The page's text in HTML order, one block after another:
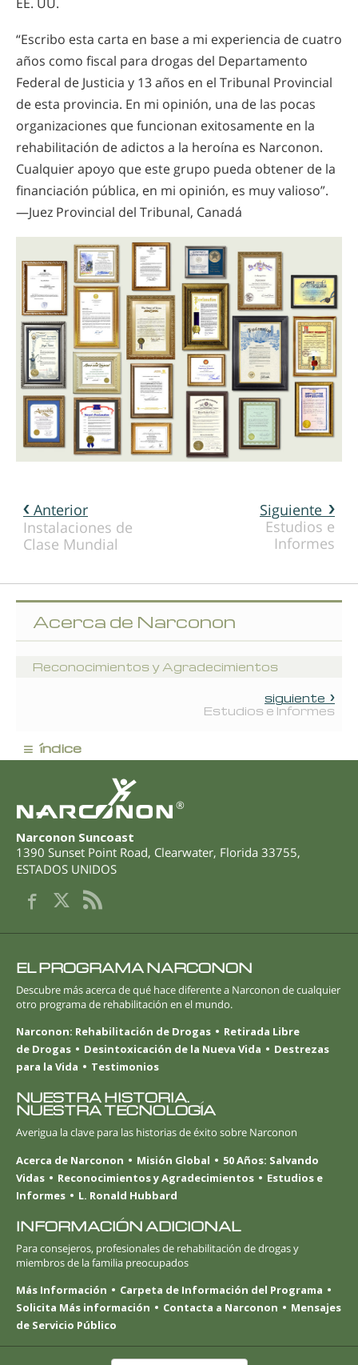
“Escribo esta carta en base a mi experiencia de cuatro
años como fiscal para drogas del Departamento
Federal de Justicia y 13 años en el Tribunal Provincial
de esta provincia. En mi opinión, una de las pocas
organizaciones que funcionan exitosamente en la
rehabilitación de adictos a la heroína es Narconon.
Cualquier apoyo que este grupo pueda obtener de la
financiación pública, en mi opinión, es muy valioso”.
—Juez Provincial del Tribunal, Canadá
Siguiente
Estudios e
Informes
Anterior
Instalaciones de
Clase Mundial
Acerca de Narconon
Reconocimientos y Agradecimientos
siguiente
Estudios e Informes
≡ índice
®
Narconon Suncoast
1390 Sunset Point Road, Clearwater, Florida 33755,
ESTADOS UNIDOS
EL PROGRAMA NARCONON
Descubre más acerca de qué hace diferente a Narconon de cualquier
otro programa de rehabilitación en el mundo.
Narconon: Rehabilitación de Drogas
Retirada Libre
de Drogas
Desintoxicación de la Nueva Vida
Destrezas
para la Vida
Testimonios
NUESTRA HISTORIA.
NUESTRA TECNOLOGÍA
Averigua la clave para las historias de éxito sobre Narconon
Acerca de Narconon
Misión Global
50 Años: Salvando
Vidas
Reconocimientos y Agradecimientos
Estudios e
Informes
L. Ronald Hubbard
INFORMACIÓN ADICIONAL
Para consejeros, profesionales de rehabilitación de drogas y
miembros de la familia preocupados
Más Información
Carpeta de Información del Programa
Solicita Más información
Contacta a Narconon
Mensajes
de Servicio Público